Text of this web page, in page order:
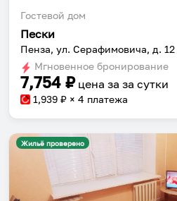
Гостевой дом
Пески
Пенза, ул. Серафимовича, д. 12
Мгновенное бронирование
7,754 ₽ цена за за сутки
1,939 ₽ × 4 платежа
Жильё проверено